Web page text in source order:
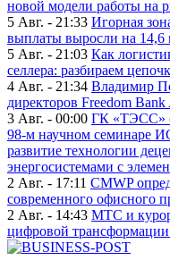
новой модели работы на
5 Авг. - 21:33 Игорная
выплаты выросли на 14,6
5 Авг. - 21:03 Как
селлера: разбираем
4 Авг. - 21:34 Владимир
директоров Freedom Bank
3 Авг. - 00:00 ГК «ТЭСС»
98-м научном семинаре
развитие технологии
энергосистемами с
2 Авг. - 17:11 CMWP
современного офисного
2 Авг. - 14:43 МТС и
цифровой